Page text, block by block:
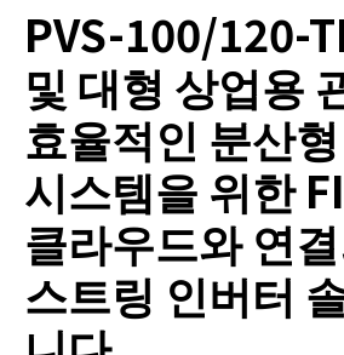
PVS-100/120-
및 대형 상업용
효율적인 분산
시스템을 위한
클라우드와 연
스트링 인버터